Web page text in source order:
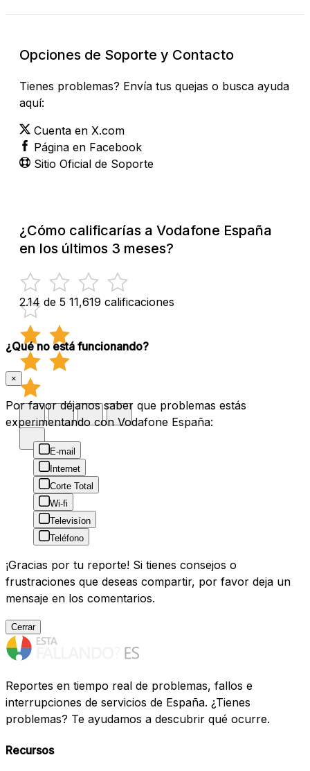
Opciones de Soporte y Contacto
Tienes problemas? Envía tus quejas o busca ayuda
aquí:
Cuenta en X.com
Página en Facebook
Sitio Oficial de Soporte
¿Cómo calificarías a Vodafone España
en los últimos 3 meses?
2.14 de 5 11,619 calificaciones
¿Qué no está funcionando?
×
Por favor déjanos saber que problemas estás
experimentando con Vodafone España:
E-mail
Internet
Corte Total
Wi-fi
Televisíon
Teléfono
¡Gracias por tu reporte! Si tienes consejos o
frustraciones que deseas compartir, por favor deja un
mensaje en los comentarios.
Cerrar
Reportes en tiempo real de problemas, fallos e
interrupciones de servicios de España. ¿Tienes
problemas? Te ayudamos a descubrir qué ocurre.
Recursos